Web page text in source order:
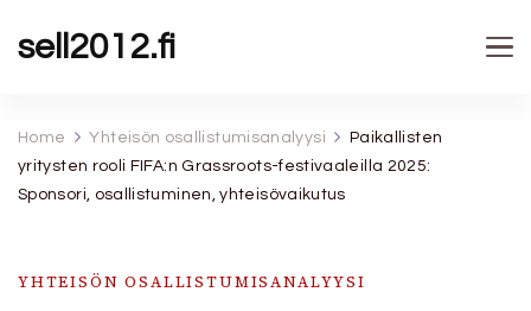
sell2012.fi
Home Yhteisön osallistumisanalyysi
Paikallisten
yritysten rooli FIFA:n Grassroots-festivaaleilla 2025:
Sponsori, osallistuminen, yhteisövaikutus
YHTEISÖN OSALLISTUMISANALYYSI